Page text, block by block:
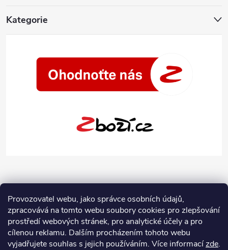
Provozovatel webu, jako správce osobních údajů,
zpracovává na tomto webu soubory cookies pro zlepšování
prostředí webových stránek, pro analytické účely a pro
cílenou reklamu. Dalším procházením tohoto webu
vyjadřujete souhlas s jejich používáním. Více informacízde.
Kategorie